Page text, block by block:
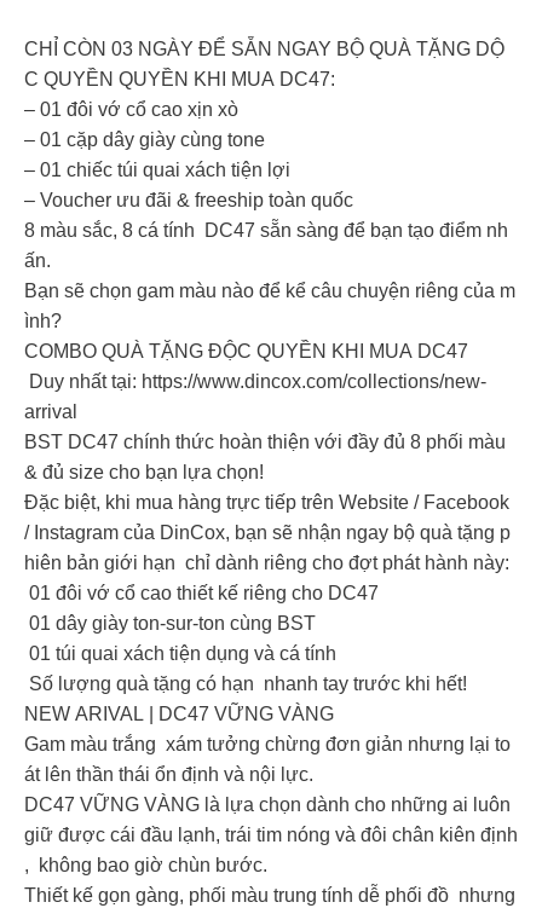
CHỈ CÒN 03 NGÀY ĐỂ SẴN NGAY BỘ QUÀ TẶNG DỘ
C QUYỀN QUYỀN KHI MUA DC47:
– 01 đôi vớ cổ cao xịn xò
– 01 cặp dây giày cùng tone
– 01 chiếc túi quai xách tiện lợi
– Voucher ưu đãi & freeship toàn quốc
8 màu sắc, 8 cá tính DC47 sẵn sàng để bạn tạo điểm nh
ấn.
Bạn sẽ chọn gam màu nào để kể câu chuyện riêng của m
ình?
COMBO QUÀ TẶNG ĐỘC QUYỀN KHI MUA DC47
Duy nhất tại: https://www.dincox.com/collections/new-
arrival
BST DC47 chính thức hoàn thiện với đầy đủ 8 phối màu
& đủ size cho bạn lựa chọn!
Đặc biệt, khi mua hàng trực tiếp trên Website / Facebook
/ Instagram của DinCox, bạn sẽ nhận ngay bộ quà tặng p
hiên bản giới hạn chỉ dành riêng cho đợt phát hành này:
01 đôi vớ cổ cao thiết kế riêng cho DC47
01 dây giày ton-sur-ton cùng BST
01 túi quai xách tiện dụng và cá tính
Số lượng quà tặng có hạn nhanh tay trước khi hết!
NEW ARIVAL | DC47 VỮNG VÀNG
Gam màu trắng xám tưởng chừng đơn giản nhưng lại to
át lên thần thái ổn định và nội lực.
DC47 VỮNG VÀNG là lựa chọn dành cho những ai luôn
giữ được cái đầu lạnh, trái tim nóng và đôi chân kiên định
, không bao giờ chùn bước.
Thiết kế gọn gàng, phối màu trung tính dễ phối đồ nhưng